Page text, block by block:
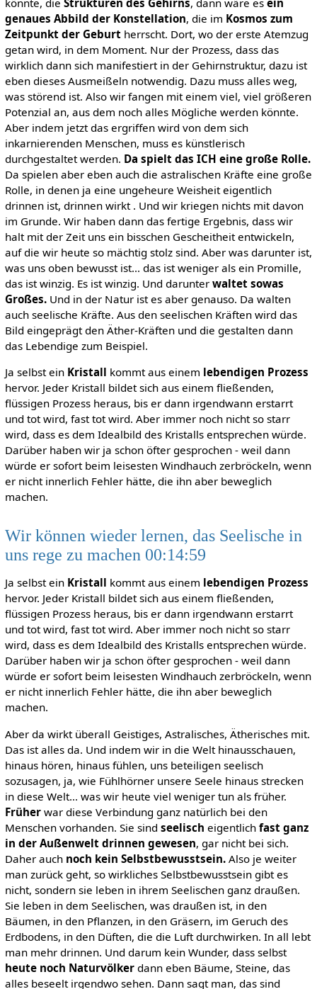
genaues Abbild der Konstellation, die im Kosmos zum
Zeitpunkt der Geburtherrscht. Dort, wo der erste Atemzug
getan wird, in dem Moment. Nur der Prozess, dass das
wirklich dann sich manifestiert in der Gehirnstruktur, dazu ist
eben dieses Ausmeißeln notwendig. Dazu muss alles weg,
was störend ist. Also wir fangen mit einem viel, viel größeren
Potenzial an, aus dem noch alles Mögliche werden könnte.
Aber indem jetzt das ergriffen wird von dem sich
inkarnierenden Menschen, muss es künstlerisch
durchgestaltet werden. Da spielt das ICH eine große Rolle.
Da spielen aber eben auch die astralischen Kräfte eine große
Rolle, in denen ja eine ungeheure Weisheit eigentlich
drinnen ist, drinnen wirkt . Und wir kriegen nichts mit davon
im Grunde. Wir haben dann das fertige Ergebnis, dass wir
halt mit der Zeit uns ein bisschen Gescheitheit entwickeln,
auf die wir heute so mächtig stolz sind. Aber was darunter ist,
was uns oben bewusst ist... das ist weniger als ein Promille,
das ist winzig. Es ist winzig. Und darunter waltet sowas
Großes.Und in der Natur ist es aber genauso. Da walten
auch seelische Kräfte. Aus den seelischen Kräften wird das
Bild eingeprägt den Äther-Kräften und die gestalten dann
das Lebendige zum Beispiel.
Ja selbst ein Kristall kommt aus einem lebendigen Prozess
hervor. Jeder Kristall bildet sich aus einem fließenden,
flüssigen Prozess heraus, bis er dann irgendwann erstarrt
und tot wird, fast tot wird. Aber immer noch nicht so starr
wird, dass es dem Idealbild des Kristalls entsprechen würde.
Darüber haben wir ja schon öfter gesprochen - weil dann
würde er sofort beim leisesten Windhauch zerbröckeln, wenn
er nicht innerlich Fehler hätte, die ihn aber beweglich
machen.
Wir können wieder lernen, das Seelische in
uns rege zu machen 00:14:59
Ja selbst ein Kristall kommt aus einem lebendigen Prozess
hervor. Jeder Kristall bildet sich aus einem fließenden,
flüssigen Prozess heraus, bis er dann irgendwann erstarrt
und tot wird, fast tot wird. Aber immer noch nicht so starr
wird, dass es dem Idealbild des Kristalls entsprechen würde.
Darüber haben wir ja schon öfter gesprochen - weil dann
würde er sofort beim leisesten Windhauch zerbröckeln, wenn
er nicht innerlich Fehler hätte, die ihn aber beweglich
machen.
Aber da wirkt überall Geistiges, Astralisches, Ätherisches mit.
Das ist alles da. Und indem wir in die Welt hinausschauen,
hinaus hören, hinaus fühlen, uns beteiligen seelisch
sozusagen, ja, wie Fühlhörner unsere Seele hinaus strecken
in diese Welt... was wir heute viel weniger tun als früher.
Früherwar diese Verbindung ganz natürlich bei den
Menschen vorhanden. Sie sind seelisch eigentlich fast ganz
in der Außenwelt drinnen gewesen, gar nicht bei sich.
Daher auch noch kein Selbstbewusstsein.Also je weiter
man zurück geht, so wirkliches Selbstbewusstsein gibt es
nicht, sondern sie leben in ihrem Seelischen ganz draußen.
Sie leben in dem Seelischen, was draußen ist, in den
Bäumen, in den Pflanzen, in den Gräsern, im Geruch des
Erdbodens, in den Düften, die die Luft durchwirken. In all lebt
man mehr drinnen. Und darum kein Wunder, dass selbst
heute noch Naturvölkerdann eben Bäume, Steine, das
alles beseelt irgendwo sehen. Dann sagt man, das sind